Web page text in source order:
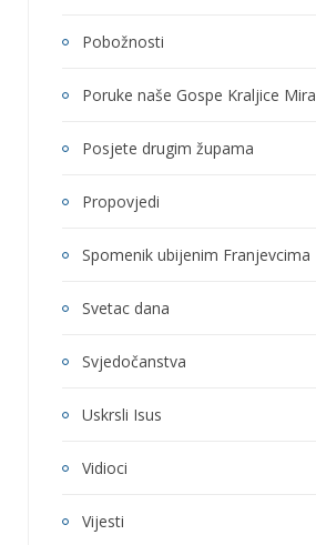
Pobožnosti
Poruke naše Gospe Kraljice Mira
Posjete drugim župama
Propovjedi
Spomenik ubijenim Franjevcima
Svetac dana
Svjedočanstva
Uskrsli Isus
Vidioci
Vijesti